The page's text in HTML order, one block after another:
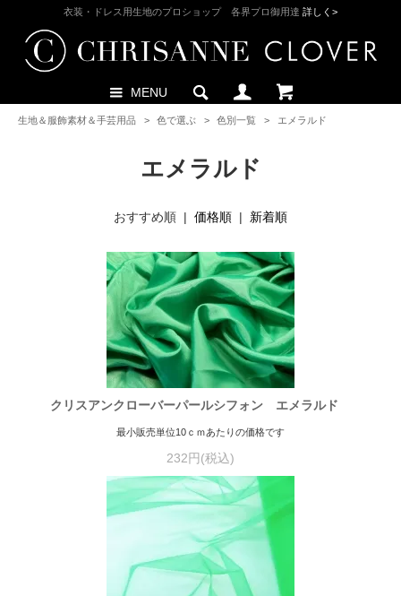
衣装・ドレス用生地のプロショップ 各界プロ御用達 詳しく>
MENU
生地＆服飾素材＆手芸用品 > 色で選ぶ > 色別一覧 > エメラルド
エメラルド
おすすめ順 | 価格順 | 新着順
クリスアンクローバーパールシフォン エメラルド
最小販売単位10ｃｍあたりの価格です
232円(税込)